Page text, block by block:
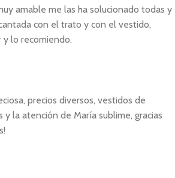
amable me las ha solucionado todas y
con el trato y con el vestido,
lo recomiendo.
precios diversos, vestidos de
y la atención de María sublime, gracias